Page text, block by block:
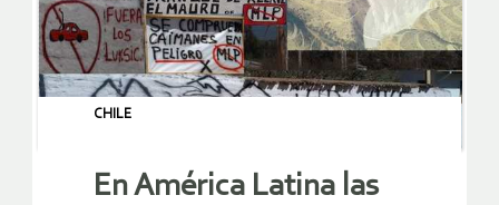
CHILE
En América Latina las